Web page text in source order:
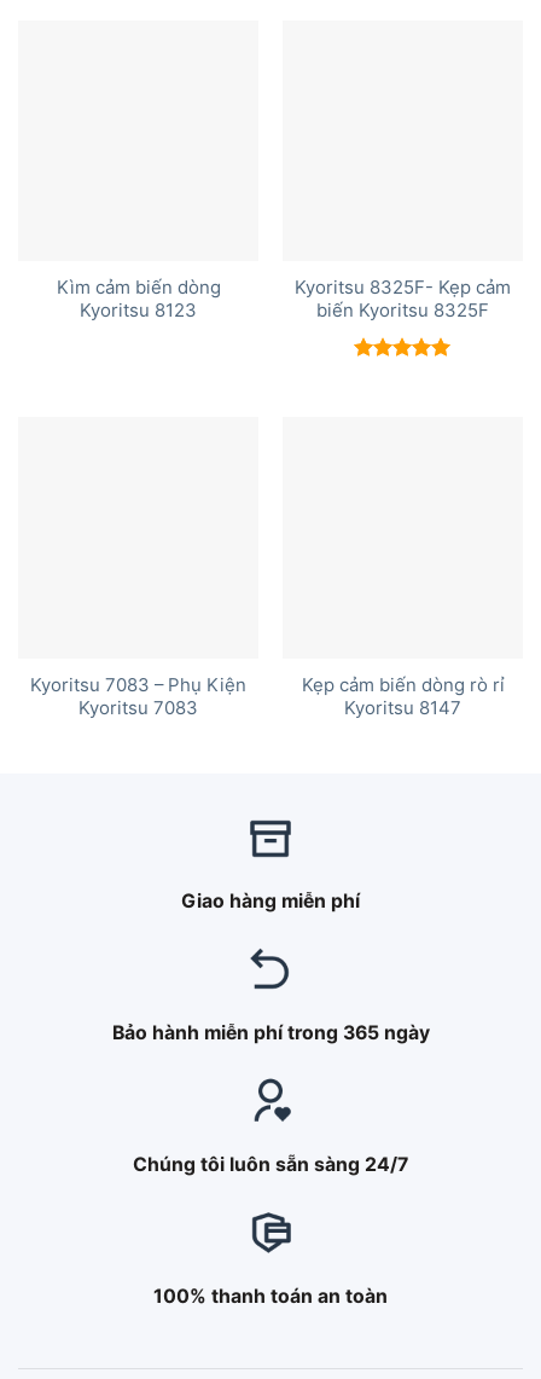
Kìm cảm biến dòng
Kyoritsu 8123
Kyoritsu 8325F- Kẹp cảm
biến Kyoritsu 8325F
Kyoritsu 7083 – Phụ Kiện
Kyoritsu 7083
Kẹp cảm biến dòng rò rỉ
Kyoritsu 8147
Giao hàng miễn phí
Bảo hành miễn phí trong 365 ngày
Chúng tôi luôn sẵn sàng 24/7
100% thanh toán an toàn